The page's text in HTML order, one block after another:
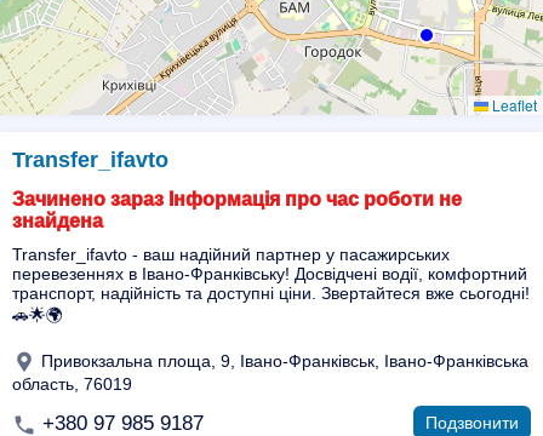
Leaflet
Transfer_ifavto
Зачинено зараз Інформація про час роботи не
знайдена
Transfer_ifavto - ваш надійний партнер у пасажирських
перевезеннях в Івано-Франківську! Досвідчені водії, комфортний
транспорт, надійність та доступні ціни. Звертайтеся вже сьогодні!
🚗🌟🌍
Привокзальна площа, 9, Івано-Франківськ, Івано-Франківська
область, 76019
+380 97 985 9187 Подзвонити